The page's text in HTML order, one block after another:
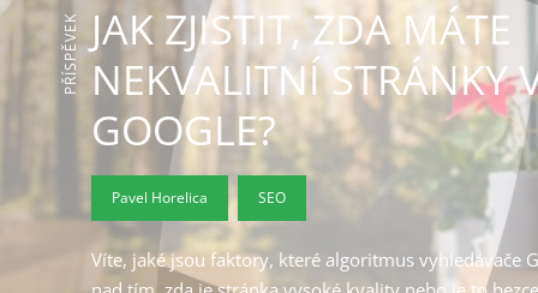
PŘÍSPĚVEK JAK ZJISTIT, ZDA MÁTE
NEKVALITNÍ STRÁNKY
GOOGLE?
Pavel Horelica SEO
Víte, jaké jsou faktory, které algoritmus vyhledávače